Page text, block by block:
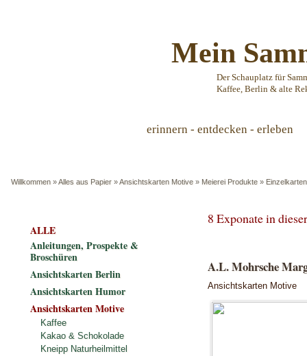
Mein
Der Schauplatz für
Kaffee, Berlin & alte
erinnern - entdecken - erleben
Willkommen »Alles aus Papier »Ansichtskarten Motive » Meierei Produkte » Einzelkarten
8 Exponate in
A.L. Mohrsche
Ansichtskarten Motive
ALLE
Anleitungen, Prospekte &
Broschüren
Ansichtskarten Berlin
Ansichtskarten Humor
Ansichtskarten Motive
Kaffee
Kakao & Schokolade
Kneipp Naturheilmittel